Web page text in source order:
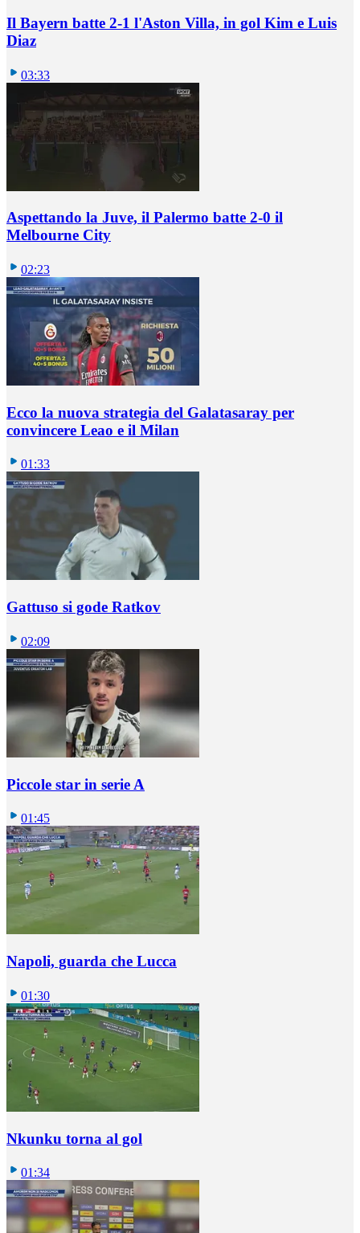
Il Bayern batte 2-1 l'Aston Villa, in gol Kim e Luis
Diaz
03:33
Aspettando la Juve, il Palermo batte 2-0 il
Melbourne City
02:23
Ecco la nuova strategia del Galatasaray per
convincere Leao e il Milan
01:33
Gattuso si gode Ratkov
02:09
Piccole star in serie A
01:45
Napoli, guarda che Lucca
01:30
Nkunku torna al gol
01:34